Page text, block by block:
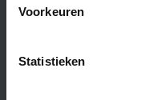
Voorkeuren
Statistieken
aandeelhouders,
werkvloer. Hun